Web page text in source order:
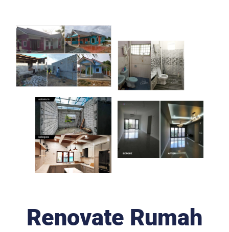
Renovate Rumah